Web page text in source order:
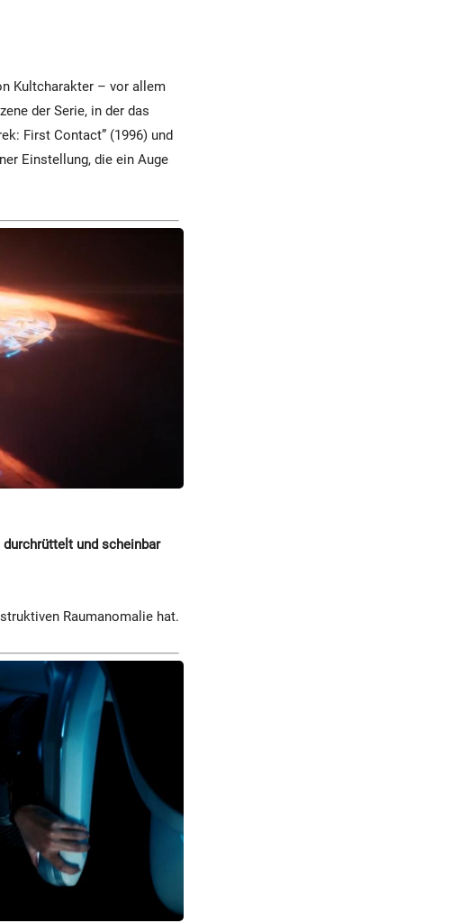
Kultcharakter – vor allem
der Serie, in der das
First Contact” (1996) und
Einstellung, die ein Auge
und scheinbar
Raumanomalie hat.